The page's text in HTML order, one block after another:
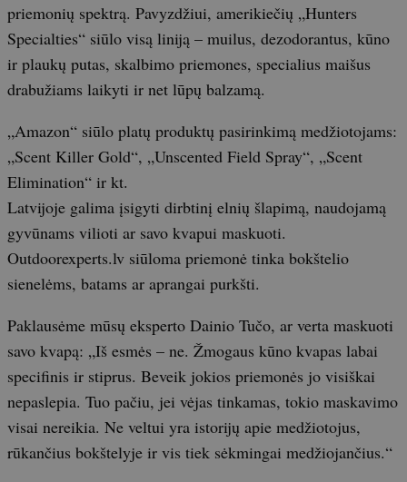
priemonių spektrą. Pavyzdžiui, amerikiečių „Hunters
Specialties“ siūlo visą liniją – muilus, dezodorantus, kūno
ir plaukų putas, skalbimo priemones, specialius maišus
drabužiams laikyti ir net lūpų balzamą.
„Amazon“ siūlo platų produktų pasirinkimą medžiotojams:
„Scent Killer Gold“, „Unscented Field Spray“, „Scent
Elimination“ ir kt.
Latvijoje galima įsigyti dirbtinį elnių šlapimą, naudojamą
gyvūnams vilioti ar savo kvapui maskuoti.
Outdoorexperts.lv siūloma priemonė tinka bokštelio
sienelėms, batams ar aprangai purkšti.
Paklausėme mūsų eksperto Dainio Tučo, ar verta maskuoti
savo kvapą: „Iš esmės – ne. Žmogaus kūno kvapas labai
specifinis ir stiprus. Beveik jokios priemonės jo visiškai
nepaslepia. Tuo pačiu, jei vėjas tinkamas, tokio maskavimo
visai nereikia. Ne veltui yra istorijų apie medžiotojus,
rūkančius bokštelyje ir vis tiek sėkmingai medžiojančius.“